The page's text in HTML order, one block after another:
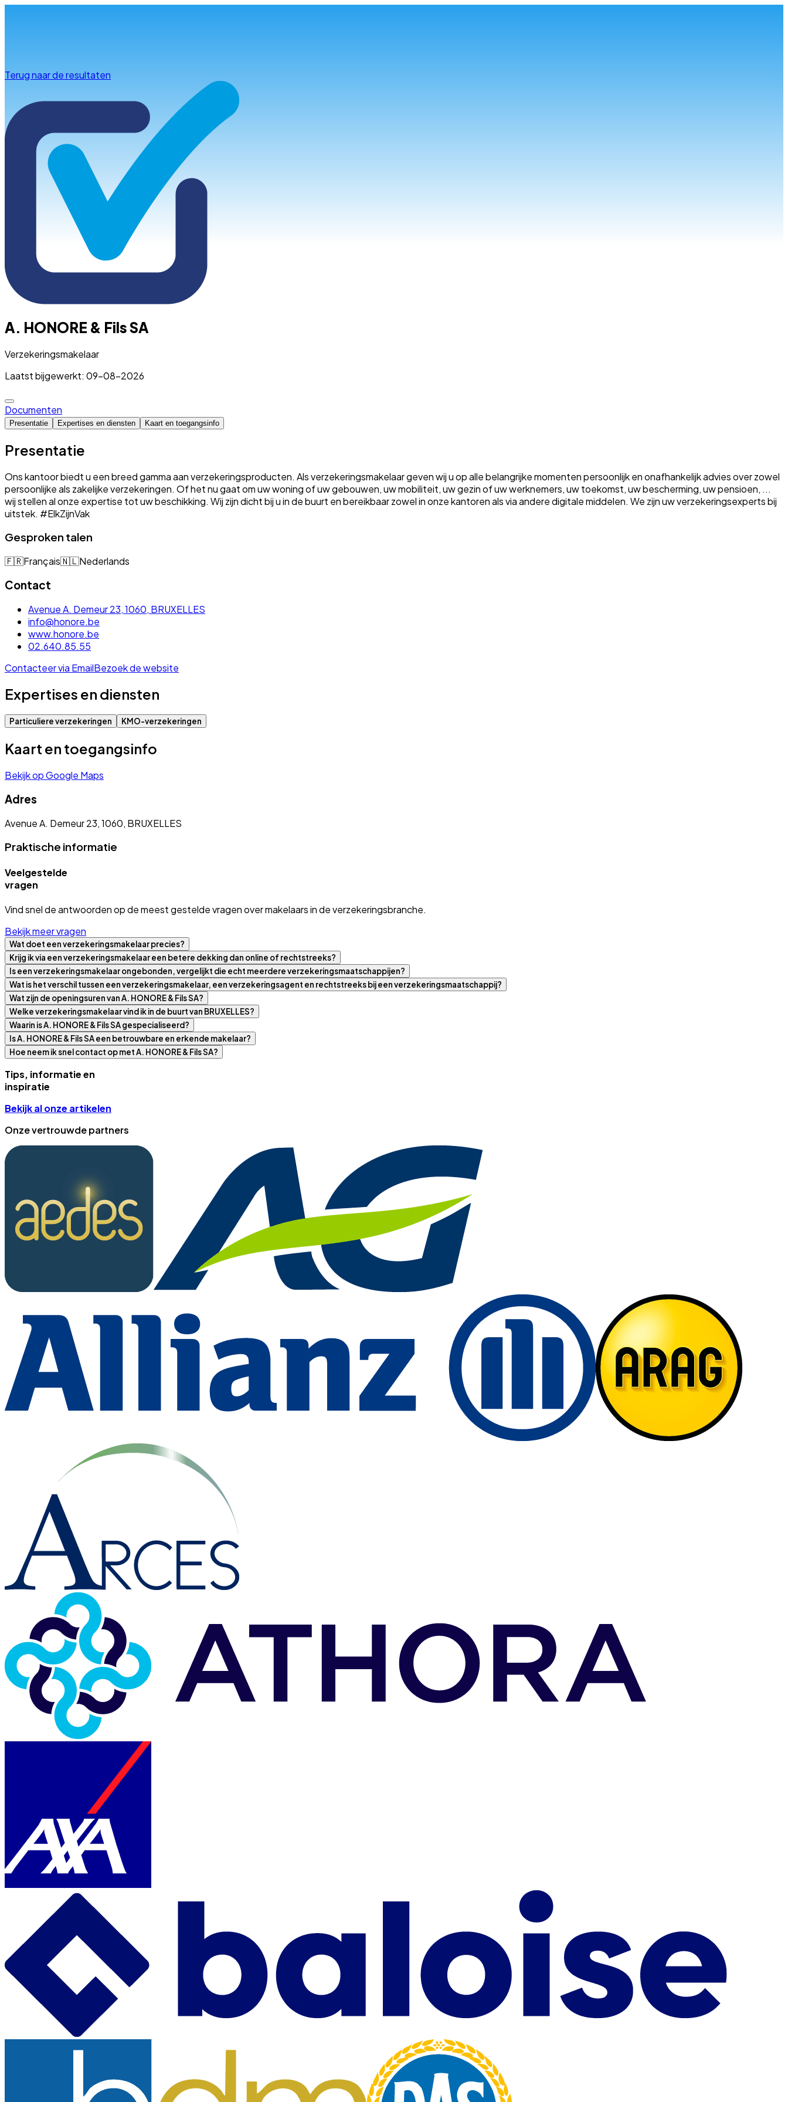
Terug naar de resultaten
A. HONORE & Fils SA
Verzekeringsmakelaar
Laatst bijgewerkt: 09-08-2026
Documenten
Presentatie Expertises en diensten Kaart en toegangsinfo
Presentatie
Ons kantoor biedt u een breed gamma aan verzekeringsproducten. Als verzekeringsmakelaar geven wij u op alle belangrijke momenten persoonlijk en onafhankelijk advies over zowel
persoonlijke als zakelijke verzekeringen. Of het nu gaat om uw woning of uw gebouwen, uw mobiliteit, uw gezin of uw werknemers, uw toekomst, uw bescherming, uw pensioen, ...
wij stellen al onze expertise tot uw beschikking. Wij zijn dicht bij u in de buurt en bereikbaar zowel in onze kantoren als via andere digitale middelen. We zijn uw verzekeringsexperts bij
uitstek. #ElkZijnVak
Gesproken talen
🇫🇷Français🇳🇱Nederlands
Contact
Avenue A. Demeur 23, 1060, BRUXELLES
info@honore.be
www.honore.be
02.640.85.55
Contacteer via EmailBezoek de website
Expertises en diensten
Particuliere verzekeringen KMO-verzekeringen
Kaart en toegangsinfo
Bekijk op Google Maps
Adres
Avenue A. Demeur 23, 1060, BRUXELLES
Praktische informatie
Veelgestelde
vragen
Vind snel de antwoorden op de meest gestelde vragen over makelaars in de verzekeringsbranche.
Bekijk meer vragen
Wat doet een verzekeringsmakelaar precies?
Krijg ik via een verzekeringsmakelaar een betere dekking dan online of rechtstreeks?
Is een verzekeringsmakelaar ongebonden, vergelijkt die echt meerdere verzekeringsmaatschappijen?
Wat is het verschil tussen een verzekeringsmakelaar, een verzekeringsagent en rechtstreeks bij een verzekeringsmaatschappij?
Wat zijn de openingsuren van A. HONORE & Fils SA?
Welke verzekeringsmakelaar vind ik in de buurt van BRUXELLES?
Waarin is A. HONORE & Fils SA gespecialiseerd?
Is A. HONORE & Fils SA een betrouwbare en erkende makelaar?
Hoe neem ik snel contact op met A. HONORE & Fils SA?
Tips, informatie en
inspiratie
Bekijk al onze artikelen
Onze vertrouwde partners